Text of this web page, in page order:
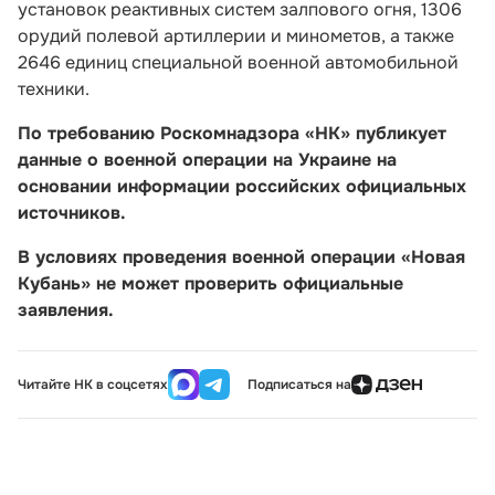
установок реактивных систем залпового огня, 1306
орудий полевой артиллерии и минометов, а также
2646 единиц специальной военной автомобильной
техники.
По требованию Роскомнадзора «НК» публикует
данные о военной операции на Украине на
основании информации российских официальных
источников.
В условиях проведения военной операции «Новая
Кубань» не может проверить официальные
заявления.
Читайте НК в соцсетях Подписаться на